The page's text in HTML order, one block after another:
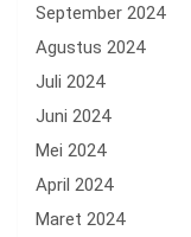
September 2024
Agustus 2024
Juli 2024
Juni 2024
Mei 2024
April 2024
Maret 2024